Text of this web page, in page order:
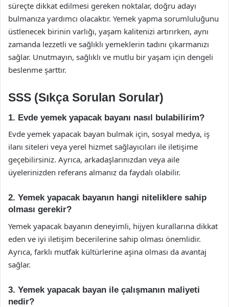
süreçte dikkat edilmesi gereken noktalar, doğru adayı
bulmanıza yardımcı olacaktır. Yemek yapma sorumluluğunu
üstlenecek birinin varlığı, yaşam kalitenizi artırırken, aynı
zamanda lezzetli ve sağlıklı yemeklerin tadını çıkarmanızı
sağlar. Unutmayın, sağlıklı ve mutlu bir yaşam için dengeli
beslenme şarttır.
SSS (Sıkça Sorulan Sorular)
1. Evde yemek yapacak bayanı nasıl bulabilirim?
Evde yemek yapacak bayan bulmak için, sosyal medya, iş
ilanı siteleri veya yerel hizmet sağlayıcıları ile iletişime
geçebilirsiniz. Ayrıca, arkadaşlarınızdan veya aile
üyelerinizden referans almanız da faydalı olabilir.
2. Yemek yapacak bayanın hangi niteliklere sahip
olması gerekir?
Yemek yapacak bayanın deneyimli, hijyen kurallarına dikkat
eden ve iyi iletişim becerilerine sahip olması önemlidir.
Ayrıca, farklı mutfak kültürlerine aşina olması da avantaj
sağlar.
3. Yemek yapacak bayan ile çalışmanın maliyeti
nedir?